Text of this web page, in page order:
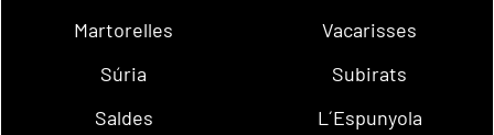
Martorelles
Vacarisses
Súria
Subirats
Saldes
L´Espunyola